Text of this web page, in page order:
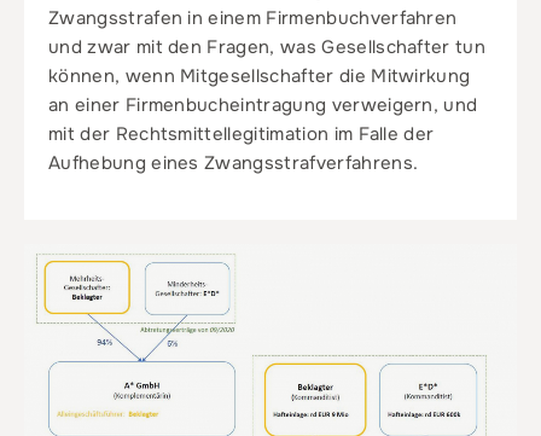
Zwangsstrafen in einem Firmenbuchverfahren
und zwar mit den Fragen, was Gesellschafter tun
können, wenn Mitgesellschafter die Mitwirkung
an einer Firmenbucheintragung verweigern, und
mit der Rechtsmittellegitimation im Falle der
Aufhebung eines Zwangsstrafverfahrens.